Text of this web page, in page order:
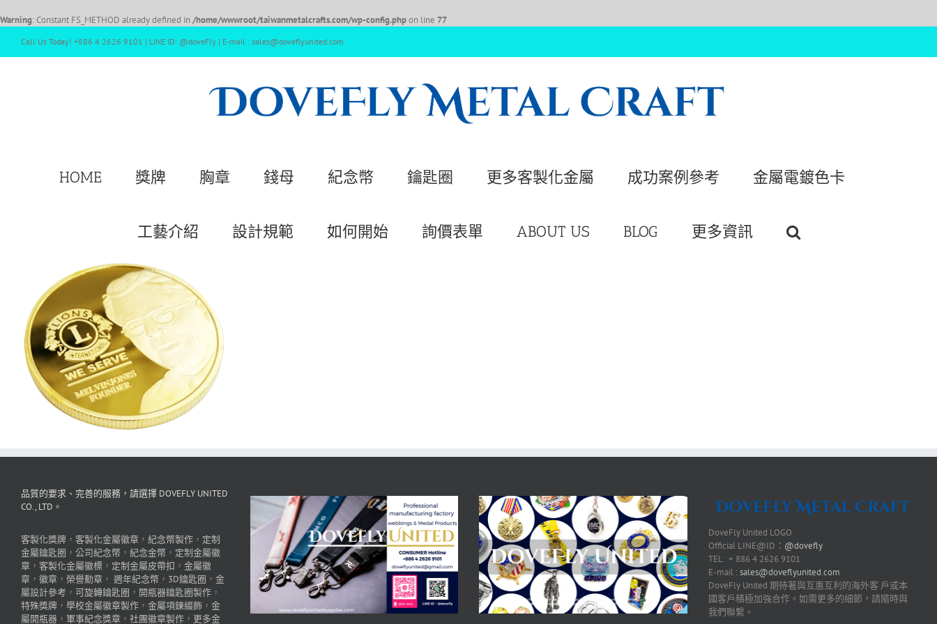
Warning: Constant FS_METHOD already defined in /home/wwwroot/taiwanmetalcrafts.com/wp-config.phpon line 77
Call Us Today! +886 4 2626 9101 | LINE ID: @doveFly | E-mail : sales@doveflyunited.com
HOME 獎牌 胸章 錢母 紀念幣 鑰匙圈 更多客製化金屬 成功案例參考 金屬電鍍色卡
工藝介紹 設計規範 如何開始 詢價表單 ABOUT US BLOG 更多資訊
品質的要求、完善的服務，請選擇 DOVEFLY UNITED
CO., LTD。
客製化獎牌 ， 客製化金屬徽章 ， 紀念幣製作 ， 定制
金屬鑰匙圈 ， 公司紀念幣 ， 紀念金幣 ， 定制金屬徽
章 ， 客製化金屬徽標 ， 定制金屬皮帶扣 ， 金屬徽
章 ， 徽章 ， 榮譽勳章 ， 週年紀念幣 ， 3D鑰匙圈 ， 金
屬設計參考 ， 可旋轉鑰匙圈 ， 開瓶器鑰匙圈製作 ，
特殊獎牌 ， 學校金屬徽章製作 ， 金屬項鍊綴飾 ， 金
屬開瓶器 ， 軍事紀念獎章 ， 社團徽章製作 ， 更多金
DoveFly United LOGO
Official LINE@ID： @dovefly
TEL : + 886 4 2626 9101
E-mail :sales@doveflyunited.com
DoveFly United 期待著與互惠互利的海外客 戶或本
國客戶積極加強合作。如需更多的細節，請隨時與
我們聯繫。